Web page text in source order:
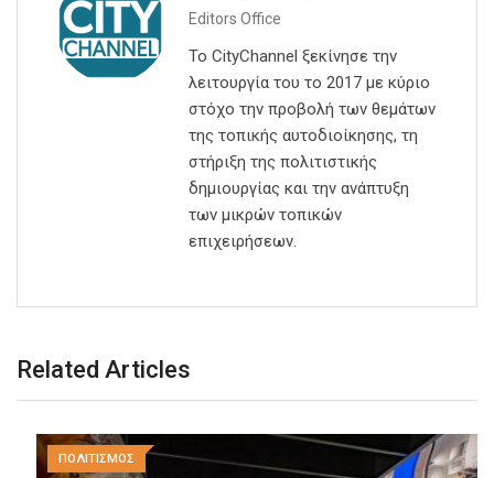
Editors Office
Το CityChannel ξεκίνησε την
λειτουργία του το 2017 με κύριο
στόχο την προβολή των θεμάτων
της τοπικής αυτοδιοίκησης, τη
στήριξη της πολιτιστικής
δημιουργίας και την ανάπτυξη
των μικρών τοπικών
επιχειρήσεων.
Related Articles
ΠΟΛΙΤΙΣΜΟΣ